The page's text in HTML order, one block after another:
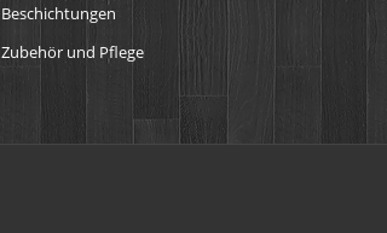
Beschichtungen
Zubehör und Pflege